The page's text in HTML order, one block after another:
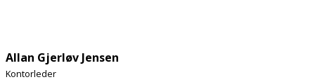
Allan Gjerløv Jensen
Kontorleder